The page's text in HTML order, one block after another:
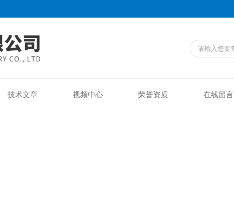
技术文章 视频中心 荣誉资质 在线留言